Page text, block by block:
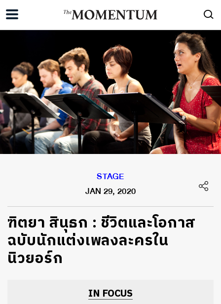
STAGE
JAN 29, 2020
ฑิตยา สินุธก : ชีวิตและโอกาส
ฉบับนักแต่งเพลงละครใน
นิวยอร์ก
IN FOCUS